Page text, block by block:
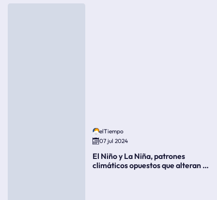
elTiempo
07 jul 2024
El Niño y La Niña, patrones
climáticos opuestos que alteran la